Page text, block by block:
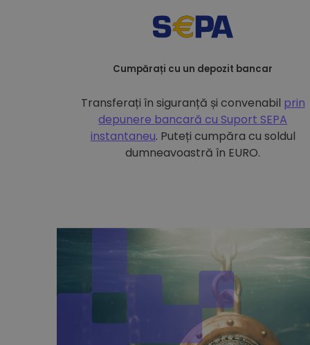
Cumpărați cu un depozit bancar
Transferați în siguranță și convenabil prin
depunere bancară cu Suport SEPA
instantaneu. Puteți cumpăra cu soldul
dumneavoastră în EURO.